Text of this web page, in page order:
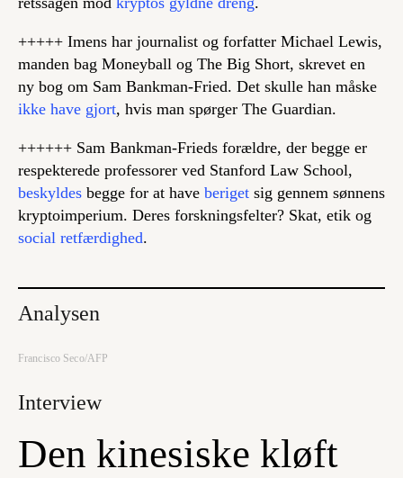
+++++ Imens har journalist og forfatter Michael Lewis,
manden bag Moneyball og The Big Short, skrevet en
ny bog om Sam Bankman-Fried. Det skulle han måske
ikke have gjort, hvis man spørger The Guardian.
++++++ Sam Bankman-Frieds forældre, der begge er
respekterede professorer ved Stanford Law School,
beskyldes begge for at have beriget sig gennem sønnens
kryptoimperium. Deres forskningsfelter? Skat, etik og
social retfærdighed.
Analysen
Francisco Seco/AFP
Interview
Den kinesiske kløft